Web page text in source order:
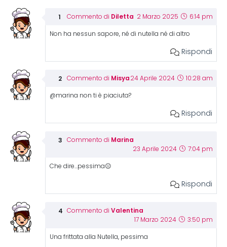
Commento di Diletta 2 Marzo 2025 6:14 pm
Non ha nessun sapore, né di nutella né di altro
Rispondi
Commento di Misya 24 Aprile 2024 10:28 am
@marina non ti è piaciuta?
Rispondi
Commento di Marina
23 Aprile 2024 7:04 pm
Che dire…pessima😐
Rispondi
Commento di Valentina
17 Marzo 2024 3:50 pm
Una frittata alla Nutella, pessima